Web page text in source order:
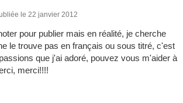
le 22 janvier 2012
pour publier mais en réalité, je cherche
le trouve pas en français ou sous titré, c'est
que j'ai adoré, pouvez vous m'aider à
merci!!!!